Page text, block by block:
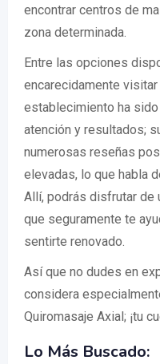
encontrar centros de
zona determinada.
Entre las opciones
encarecidamente visitar
establecimiento ha
atención y resultados;
numerosas reseñas
elevadas, lo que habla
Allí, podrás disfrutar de
que seguramente te
sentirte renovado.
Así que no dudes en
considera
Quiromasaje Axial; ¡tu
Lo Más Buscado: